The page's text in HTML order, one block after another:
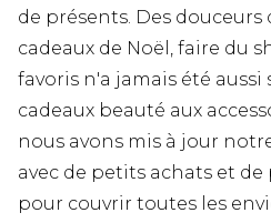
de présents. Des douceurs
cadeaux de Noël, faire du
favoris n'a jamais été aussi
cadeaux beauté aux
nous avons mis à jour
avec de petits achats et
pour couvrir toutes les